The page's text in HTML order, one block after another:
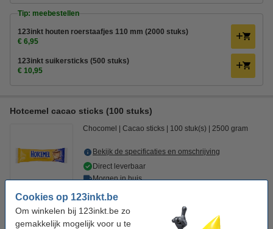
Cookies op 123inkt.be
Om winkelen bij 123inkt.be zo
gemakkelijk mogelijk voor u te
Tip: meebestellen
123inkt houten roerstaafjes 110 mm (2000 stuks)
€ 6,95
123inkt suikersticks (500 stuks)
€ 10,95
Hotcemel cacao sticks (100 stuks)
Chocomel Cacao sticks 100 stuk(s) 2500 gram
Bekijk de specificaties en omschrijving
Direct leverbaar
Morgen in huis
€ 47,50